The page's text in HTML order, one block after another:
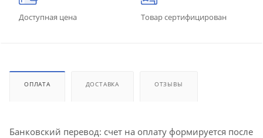
Доступная цена Товар сертифицирован
ОПЛАТА ДОСТАВКА ОТЗЫВЫ
Банковский перевод: счет на оплату формируется после